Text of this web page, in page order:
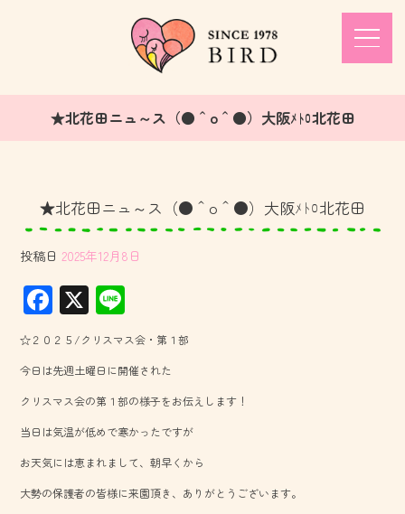
★北花田ニュ～ス（●＾o＾●）大阪ﾒﾄﾛ北花田
★北花田ニュ～ス（●＾o＾●）大阪ﾒﾄﾛ北花田
投稿日 2025年12月8日
F
ac
e
b
o
ok
X
ne
☆２０２５/クリスマス会・第１部
今日は先週土曜日に開催された
クリスマス会の第１部の様子をお伝えします！
当日は気温が低めで寒かったですが
お天気には恵まれまして、朝早くから
大勢の保護者の皆様に来園頂き、ありがとうございます。